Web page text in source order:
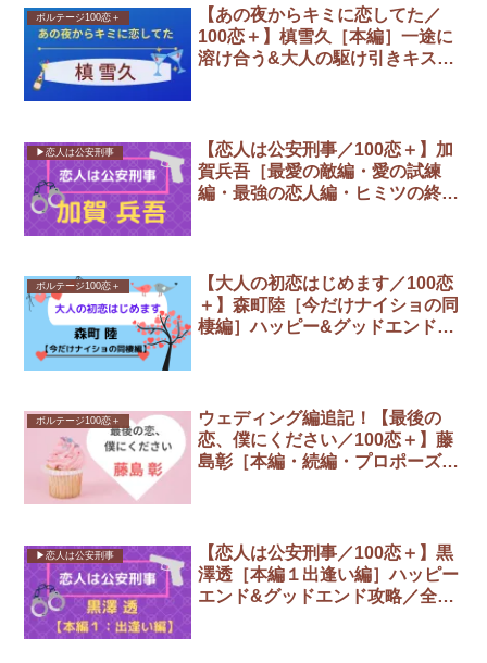
ボルテージ100恋＋
【あの夜からキミに恋してた／
100恋＋】槙雪久［本編］一途に
溶け合う&大人の駆け引きキスエ
▶︎恋人は公安刑事
【恋人は公安刑事／100恋＋】加
賀兵吾［最愛の敵編・愛の試練
編・最強の恋人編・ヒミツの終わ
ボルテージ100恋＋
【大人の初恋はじめます／100恋
＋】森町陸［今だけナイショの同
棲編］ハッピー&グッドエンド攻
ボルテージ100恋＋
ウェディング編追記！【最後の
恋、僕にください／100恋＋】藤
島彰［本編・続編・プロポーズ
▶︎恋人は公安刑事
【恋人は公安刑事／100恋＋】黒
澤透［本編１出逢い編］ハッピー
エンド&グッドエンド攻略／全選